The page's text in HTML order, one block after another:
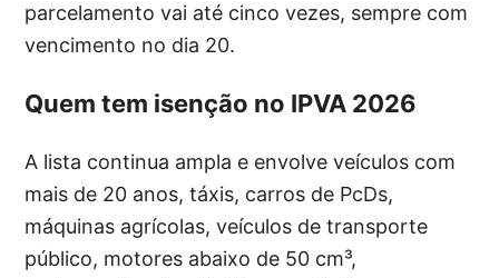
parcelamento vai até cinco vezes, sempre com
vencimento no dia 20.
Quem tem isenção no IPVA 2026
A lista continua ampla e envolve veículos com
mais de 20 anos, táxis, carros de PcDs,
máquinas agrícolas, veículos de transporte
público, motores abaixo de 50 cm³,